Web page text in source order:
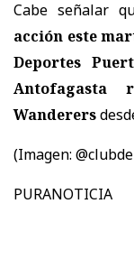
Cabe señalar
acción este
Deportes
Antofagasta
Wanderers
(Imagen:
PURANOTICIA